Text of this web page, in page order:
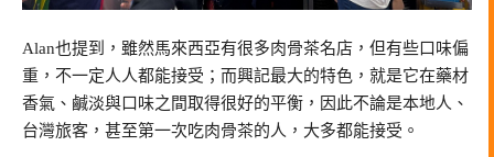
Alan也提到，雖然馬來西亞有很多肉骨茶名店，但有些口味偏
重，不一定人人都能接受；而興記最大的特色，就是它在藥材
香氣、鹹淡與口味之間取得很好的平衡，因此不論是本地人、
台灣旅客，甚至第一次吃肉骨茶的人，大多都能接受。